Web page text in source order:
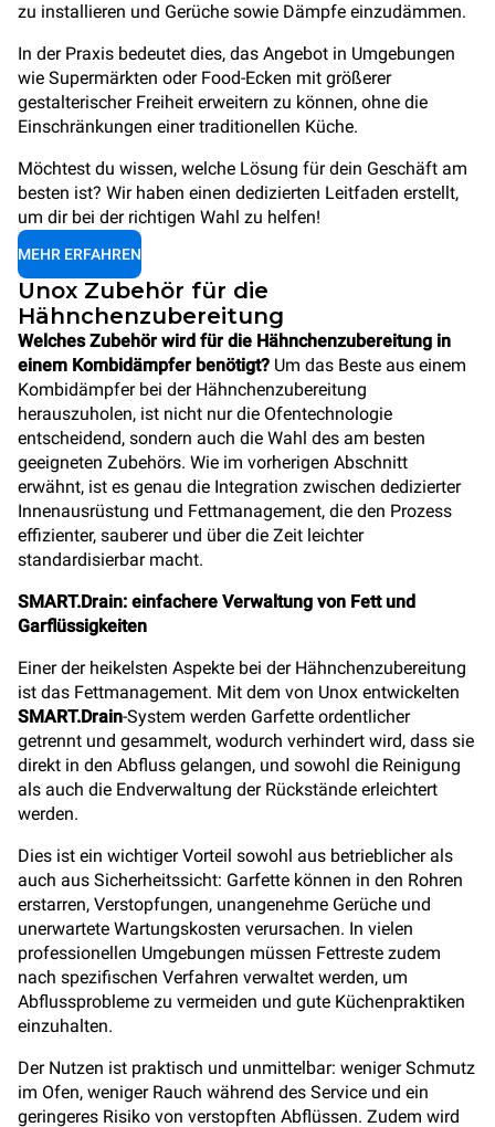
zu installieren und Gerüche sowie Dämpfe einzudämmen.
In der Praxis bedeutet dies, das Angebot in Umgebungen
wie Supermärkten oder Food-Ecken mit größerer
gestalterischer Freiheit erweitern zu können, ohne die
Einschränkungen einer traditionellen Küche.
Möchtest du wissen, welche Lösung für dein Geschäft am
besten ist? Wir haben einen dedizierten Leitfaden erstellt,
um dir bei der richtigen Wahl zu helfen!
MEHR ERFAHREN
Unox Zubehör für die
Hähnchenzubereitung
Welches Zubehör wird für die Hähnchenzubereitung in
einem Kombidämpfer benötigt? Um das Beste aus einem
Kombidämpfer bei der Hähnchenzubereitung
herauszuholen, ist nicht nur die Ofentechnologie
entscheidend, sondern auch die Wahl des am besten
geeigneten Zubehörs. Wie im vorherigen Abschnitt
erwähnt, ist es genau die Integration zwischen dedizierter
Innenausrüstung und Fettmanagement, die den Prozess
effizienter, sauberer und über die Zeit leichter
standardisierbar macht.
SMART.Drain: einfachere Verwaltung von Fett und
Garflüssigkeiten
Einer der heikelsten Aspekte bei der Hähnchenzubereitung
ist das Fettmanagement. Mit dem von Unox entwickelten
SMART.Drain-System werden Garfette ordentlicher
getrennt und gesammelt, wodurch verhindert wird, dass sie
direkt in den Abfluss gelangen, und sowohl die Reinigung
als auch die Endverwaltung der Rückstände erleichtert
werden.
Dies ist ein wichtiger Vorteil sowohl aus betrieblicher als
auch aus Sicherheitssicht: Garfette können in den Rohren
erstarren, Verstopfungen, unangenehme Gerüche und
unerwartete Wartungskosten verursachen. In vielen
professionellen Umgebungen müssen Fettreste zudem
nach spezifischen Verfahren verwaltet werden, um
Abflussprobleme zu vermeiden und gute Küchenpraktiken
einzuhalten.
Der Nutzen ist praktisch und unmittelbar: weniger Schmutz
im Ofen, weniger Rauch während des Service und ein
geringeres Risiko von verstopften Abflüssen. Zudem wird